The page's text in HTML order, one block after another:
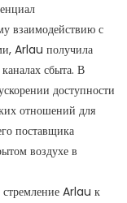
взаимодействию с
Arlau получила
сбыта. В
доступности
отношений для
поставщика
воздухе в
стремление Arlau к